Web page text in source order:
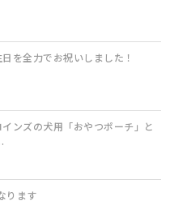
を全力でお祝いしました！
インズの犬用「おやつポーチ」と
ります